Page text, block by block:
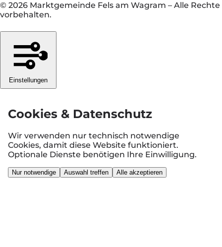
© 2026 Marktgemeinde Fels am Wagram – Alle Rechte
vorbehalten.
Einstellungen
Cookies & Datenschutz
Wir verwenden nur technisch notwendige
Cookies, damit diese Website funktioniert.
Optionale Dienste benötigen Ihre Einwilligung.
Nur notwendige Auswahl treffen Alle akzeptieren